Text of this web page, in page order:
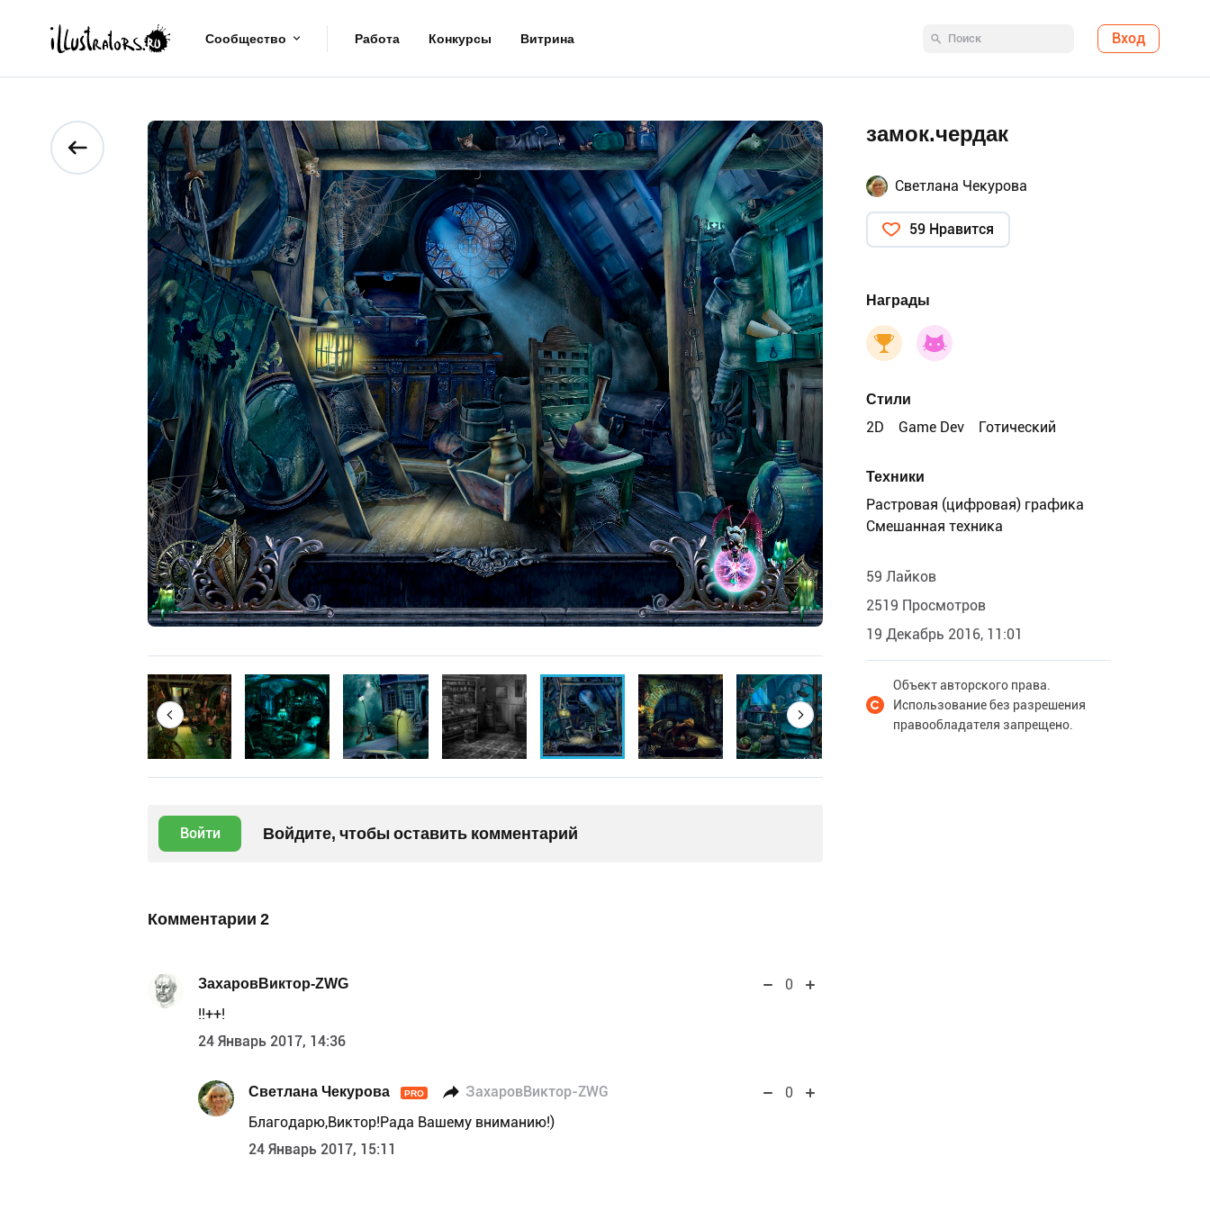
Сообщество Работа Конкурсы Витрина Вход
Войти Войдите, чтобы оставить комментарий
Комментарии 2
ЗахаровВиктор-ZWG
0
!!++!
24 Январь 2017, 14:36
Светлана Чекурова PRO ЗахаровВиктор-ZWG
0
Благодарю,Виктор!Рада Вашему вниманию!)
24 Январь 2017, 15:11
замок.чердак
Светлана Чекурова
59 Нравится
Награды
Стили
2D
Game Dev Готический
Техники
Растровая (цифровая) графика
Смешанная техника
59 Лайков
2519 Просмотров
19 Декабрь 2016, 11:01
Объект авторского права.
Использование без разрешения
правообладателя запрещено.